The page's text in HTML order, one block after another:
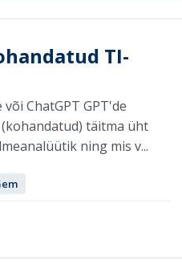
TI-
ChatGPT GPT'de
täitma üht
ning mis v...